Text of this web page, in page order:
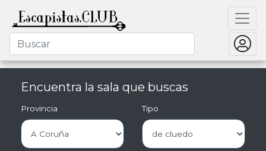
Encuentra la sala que buscas
Provincia Tipo